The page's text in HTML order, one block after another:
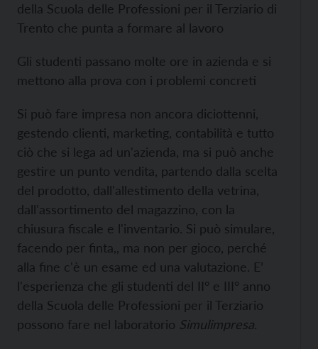
della Scuola delle Professioni per il Terziario di
Trento che punta a formare al lavoro
Gli studenti passano molte ore in azienda e si
mettono alla prova con i problemi concreti
Si può fare impresa non ancora diciottenni,
gestendo clienti, marketing, contabilità e tutto
ciò che si lega ad un'azienda, ma si può anche
gestire un punto vendita, partendo dalla scelta
del prodotto, dall'allestimento della vetrina,
dall'assortimento del magazzino, con la
chiusura fiscale e l'inventario. Si può simulare,
facendo per finta,, ma non per gioco, perché
alla fine c'è un esame ed una valutazione. E’
l'esperienza che gli studenti del II° e III° anno
della Scuola delle Professioni per il Terziario
possono fare nel laboratorio Simulimpresa.